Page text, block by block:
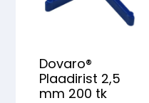
Dovaro®
Plaadirist 2,5
mm 200 tk